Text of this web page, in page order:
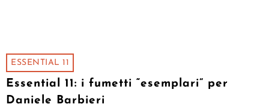
ESSENTIAL 11
Essential 11: i fumetti “esemplari” per
Daniele Barbieri